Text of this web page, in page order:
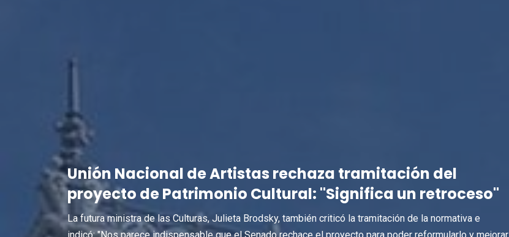
Unión Nacional de Artistas rechaza tramitación del
proyecto de Patrimonio Cultural: "Significa un retroceso"
La futura ministra de las Culturas, Julieta Brodsky, también criticó la tramitación de la normativa e